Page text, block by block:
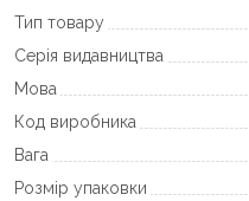
Тип товару
Серія видавництва
Мова
Код виробника
Вага
Розмір упаковки